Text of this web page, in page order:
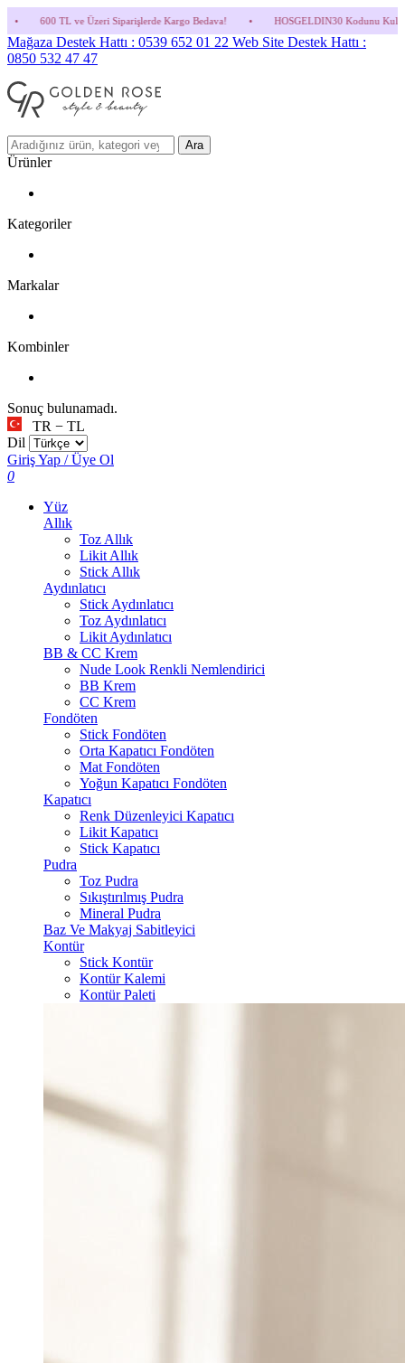
Siparişlerde Kargo Bedava! • HOSGELDIN30 Kodunu Kullanmayı Unutma!
Mağaza Destek Hattı : 0539 652 01 22 Web Site Destek Hattı :
0850 532 47 47
Ara
Ürünler
Kategoriler
Markalar
Kombinler
Sonuç bulunamadı.
TR − TL
Dil
Giriş Yap / Üye Ol
0
Yüz
Allık
Toz Allık
Likit Allık
Stick Allık
Aydınlatıcı
Stick Aydınlatıcı
Toz Aydınlatıcı
Likit Aydınlatıcı
BB & CC Krem
Nude Look Renkli Nemlendirici
BB Krem
CC Krem
Fondöten
Stick Fondöten
Orta Kapatıcı Fondöten
Mat Fondöten
Yoğun Kapatıcı Fondöten
Kapatıcı
Renk Düzenleyici Kapatıcı
Likit Kapatıcı
Stick Kapatıcı
Pudra
Toz Pudra
Sıkıştırılmış Pudra
Mineral Pudra
Baz Ve Makyaj Sabitleyici
Kontür
Stick Kontür
Kontür Kalemi
Kontür Paleti